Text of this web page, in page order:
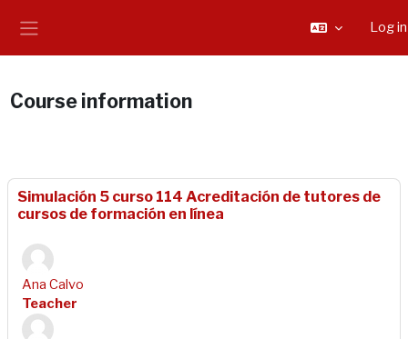
Log in
Course information
Simulación 5 curso 114 Acreditación de tutores de
cursos de formación en línea
Ana Calvo
Teacher